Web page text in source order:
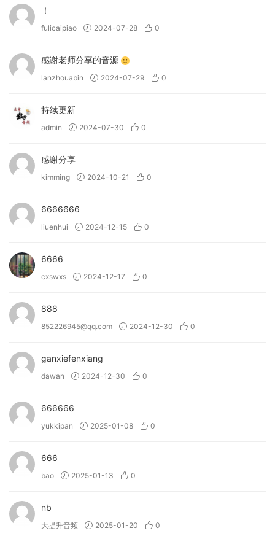
！
fulicaipiao 2024-07-28 0
感谢老师分享的音源
lanzhouabin 2024-07-29 0
持续更新
admin 2024-07-30 0
感谢分享
kimming 2024-10-21 0
6666666
liuenhui 2024-12-15 0
6666
cxswxs 2024-12-17 0
888
852226945@qq.com 2024-12-30 0
ganxiefenxiang
dawan 2024-12-30 0
666666
yukkipan 2025-01-08 0
666
bao 2025-01-13 0
nb
大提升音频 2025-01-20 0